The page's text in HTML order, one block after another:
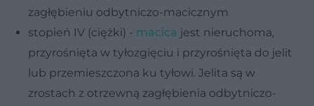
zagłębieniu odbytniczo-macicznym
stopień IV (ciężki) - macica jest nieruchoma,
przyrośnięta w tyłozgięciu i przyrośnięta do jelit
lub przemieszczona ku tyłowi. Jelita są w
zrostach z otrzewną zagłębienia odbytniczo-